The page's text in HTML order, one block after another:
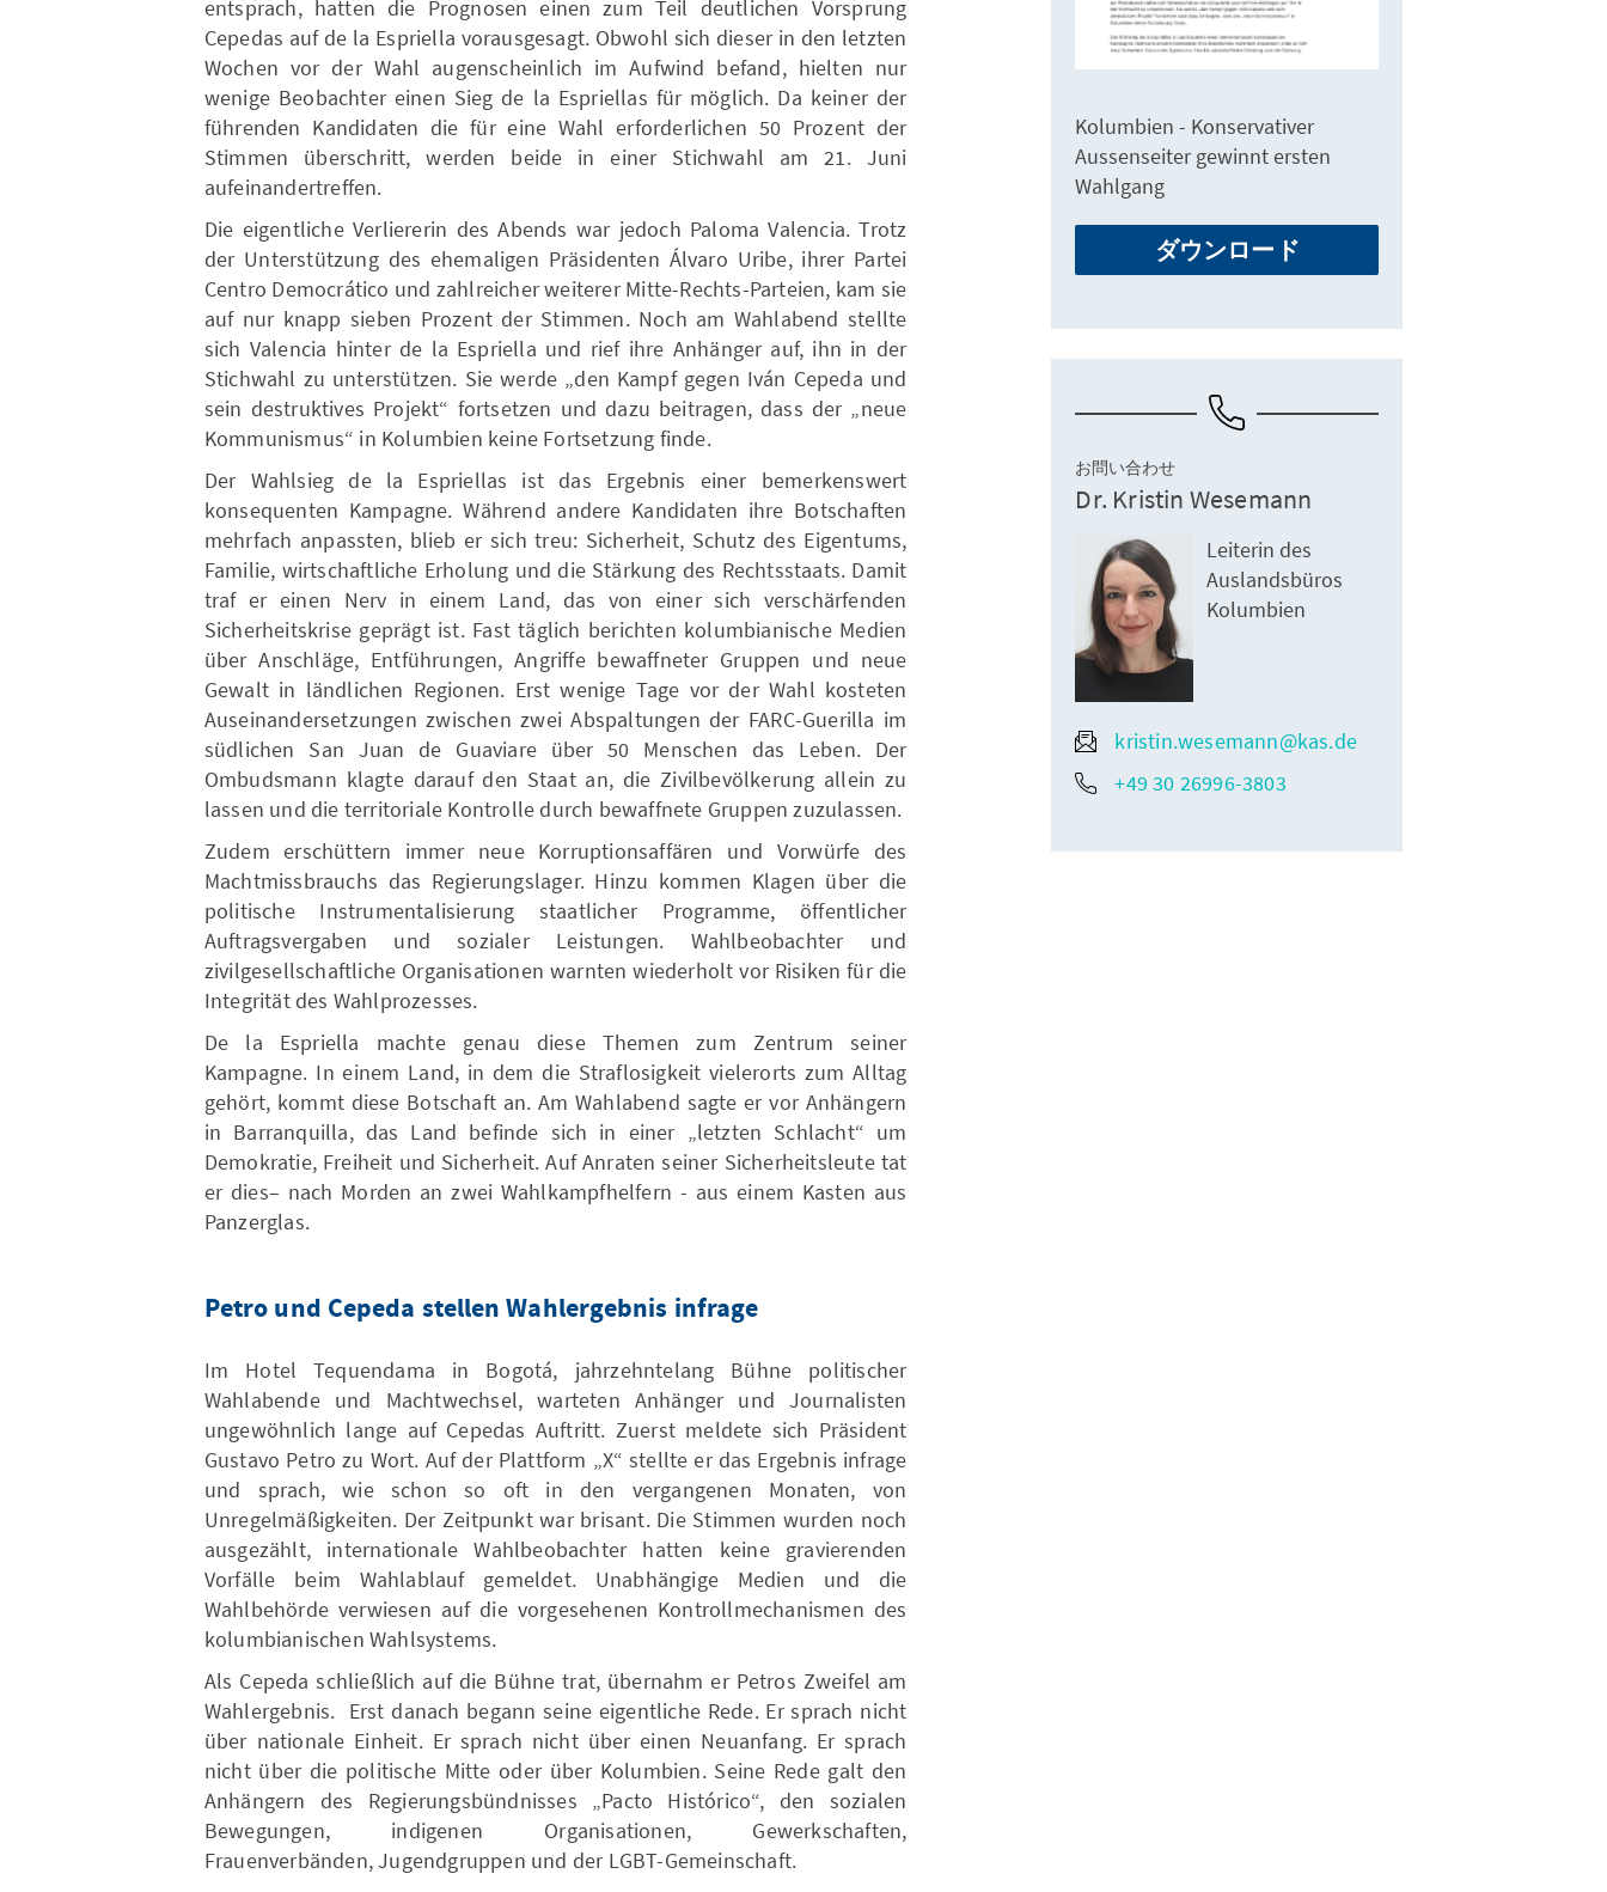
entsprach, hatten die Prognosen einen zum Teil deutlichen Vorsprung
Cepedas auf de la Espriella vorausgesagt. Obwohl sich dieser in den letzten
Wochen vor der Wahl augenscheinlich im Aufwind befand, hielten nur
wenige Beobachter einen Sieg de la Espriellas für möglich. Da keiner der
führenden Kandidaten die für eine Wahl erforderlichen 50 Prozent der
Stimmen überschritt, werden beide in einer Stichwahl am 21. Juni
aufeinandertreffen.
Die eigentliche Verliererin des Abends war jedoch Paloma Valencia. Trotz
der Unterstützung des ehemaligen Präsidenten Álvaro Uribe, ihrer Partei
Centro Democrático und zahlreicher weiterer Mitte-Rechts-Parteien, kam sie
auf nur knapp sieben Prozent der Stimmen. Noch am Wahlabend stellte
sich Valencia hinter de la Espriella und rief ihre Anhänger auf, ihn in der
Stichwahl zu unterstützen. Sie werde „den Kampf gegen Iván Cepeda und
sein destruktives Projekt“ fortsetzen und dazu beitragen, dass der „neue
Kommunismus“ in Kolumbien keine Fortsetzung finde.
Der Wahlsieg de la Espriellas ist das Ergebnis einer bemerkenswert
konsequenten Kampagne. Während andere Kandidaten ihre Botschaften
mehrfach anpassten, blieb er sich treu: Sicherheit, Schutz des Eigentums,
Familie, wirtschaftliche Erholung und die Stärkung des Rechtsstaats. Damit
traf er einen Nerv in einem Land, das von einer sich verschärfenden
Sicherheitskrise geprägt ist. Fast täglich berichten kolumbianische Medien
über Anschläge, Entführungen, Angriffe bewaffneter Gruppen und neue
Gewalt in ländlichen Regionen. Erst wenige Tage vor der Wahl kosteten
Auseinandersetzungen zwischen zwei Abspaltungen der FARC-Guerilla im
südlichen San Juan de Guaviare über 50 Menschen das Leben. Der
Ombudsmann klagte darauf den Staat an, die Zivilbevölkerung allein zu
lassen und die territoriale Kontrolle durch bewaffnete Gruppen zuzulassen.
Zudem erschüttern immer neue Korruptionsaffären und Vorwürfe des
Machtmissbrauchs das Regierungslager. Hinzu kommen Klagen über die
politische Instrumentalisierung staatlicher Programme, öffentlicher
Auftragsvergaben und sozialer Leistungen. Wahlbeobachter und
zivilgesellschaftliche Organisationen warnten wiederholt vor Risiken für die
Integrität des Wahlprozesses.
De la Espriella machte genau diese Themen zum Zentrum seiner
Kampagne. In einem Land, in dem die Straflosigkeit vielerorts zum Alltag
gehört, kommt diese Botschaft an. Am Wahlabend sagte er vor Anhängern
in Barranquilla, das Land befinde sich in einer „letzten Schlacht“ um
Demokratie, Freiheit und Sicherheit. Auf Anraten seiner Sicherheitsleute tat
er dies– nach Morden an zwei Wahlkampfhelfern - aus einem Kasten aus
Panzerglas.
Petro und Cepeda stellen Wahlergebnis infrage
Im Hotel Tequendama in Bogotá, jahrzehntelang Bühne politischer
Wahlabende und Machtwechsel, warteten Anhänger und Journalisten
ungewöhnlich lange auf Cepedas Auftritt. Zuerst meldete sich Präsident
Gustavo Petro zu Wort. Auf der Plattform „X“ stellte er das Ergebnis infrage
und sprach, wie schon so oft in den vergangenen Monaten, von
Unregelmäßigkeiten. Der Zeitpunkt war brisant. Die Stimmen wurden noch
ausgezählt, internationale Wahlbeobachter hatten keine gravierenden
Vorfälle beim Wahlablauf gemeldet. Unabhängige Medien und die
Wahlbehörde verwiesen auf die vorgesehenen Kontrollmechanismen des
kolumbianischen Wahlsystems.
Als Cepeda schließlich auf die Bühne trat, übernahm er Petros Zweifel am
Wahlergebnis. Erst danach begann seine eigentliche Rede. Er sprach nicht
über nationale Einheit. Er sprach nicht über einen Neuanfang. Er sprach
nicht über die politische Mitte oder über Kolumbien. Seine Rede galt den
Anhängern des Regierungsbündnisses „Pacto Histórico“, den sozialen
Bewegungen, indigenen Organisationen, Gewerkschaften,
Frauenverbänden, Jugendgruppen und der LGBT-Gemeinschaft.
Kolumbien - Konservativer
Aussenseiter gewinnt ersten
Wahlgang
ダウンロード
お問い合わせ
Dr. Kristin Wesemann
Leiterin des
Auslandsbüros
Kolumbien
kristin.wesemann@kas.de
+49 30 26996-3803